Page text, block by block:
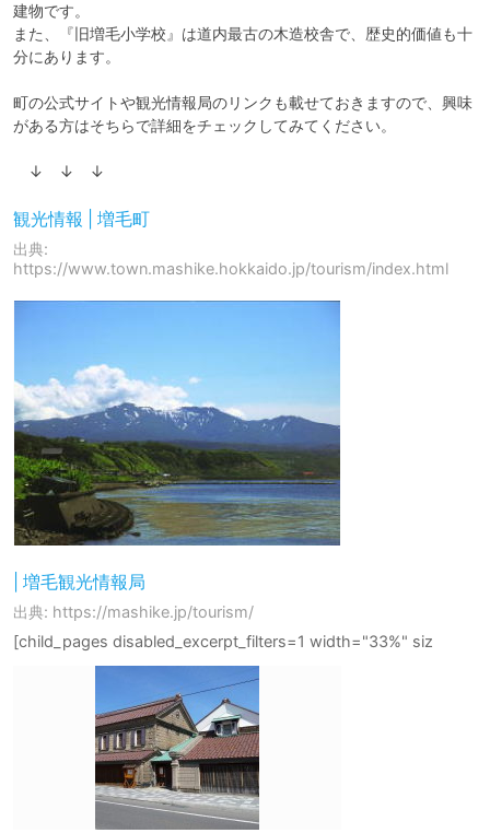
建物です。
また、『旧増毛小学校』は道内最古の木造校舎で、歴史的価値も十
分にあります。
町の公式サイトや観光情報局のリンクも載せておきますので、興味
がある方はそちらで詳細をチェックしてみてください。
↓　↓　↓
観光情報 | 増毛町
出典:
https://www.town.mashike.hokkaido.jp/tourism/index.html
| 増毛観光情報局
出典: https://mashike.jp/tourism/
[child_pages disabled_excerpt_filters=1 width="33%" siz